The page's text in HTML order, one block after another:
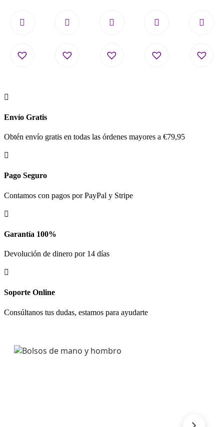

Envío Gratis
Obtén envío gratis en todas las órdenes mayores a €79,95

Pago Seguro
Contamos con pagos por PayPal y Stripe

Garantía 100%
Devolución de dinero por 14 días

Soporte Online
Consúltanos tus dudas, estamos para ayudarte